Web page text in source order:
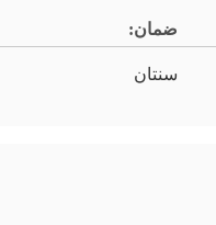
ضمان:
سنتان